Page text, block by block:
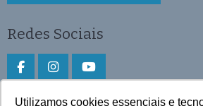
Utilizamos cookies essenciais e
Redes Sociais